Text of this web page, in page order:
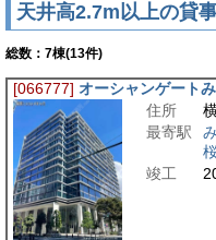
天井高2.7m以上の貸
総数： 7棟(13件)
[066777] オーシャンゲート
住所
最寄駅
竣工